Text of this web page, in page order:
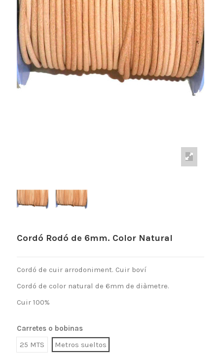
Cordó Rodó de 6mm. Color Natural
Cordó de cuir arrodoniment. Cuir boví
Cordó de color natural de 6mm de diàmetre.
Cuir 100%
Carretes o bobinas
25 MTS
Metros sueltos